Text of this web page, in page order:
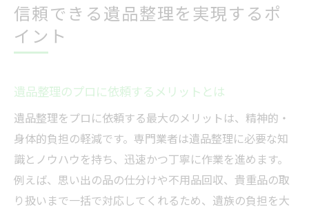
信頼できる遺品整理を実現するポ
イント
遺品整理のプロに依頼するメリットとは
遺品整理をプロに依頼する最大のメリットは、精神的・
身体的負担の軽減です。専門業者は遺品整理に必要な知
識とノウハウを持ち、迅速かつ丁寧に作業を進めます。
例えば、思い出の品の仕分けや不用品回収、貴重品の取
り扱いまで一括で対応してくれるため、遺族の負担を大